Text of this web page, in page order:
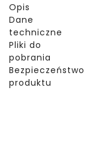
Opis
Dane
techniczne
Pliki do
pobrania
Bezpieczeństwo
produktu